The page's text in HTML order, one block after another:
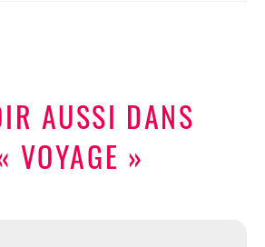
AUSSI DANS
VOYAGE »